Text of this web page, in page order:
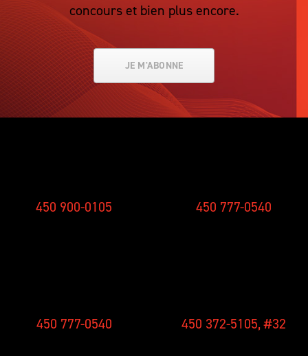
concours et bien plus encore.
JE M'ABONNE
450 900-0105 450 777-0540
450 777-0540 450 372-5105, #32